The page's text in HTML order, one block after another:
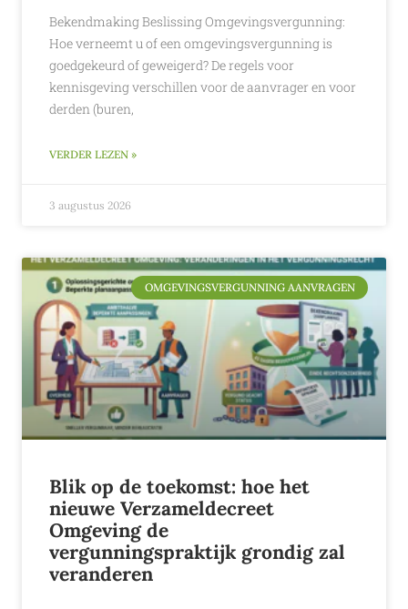
Bekendmaking Beslissing Omgevingsvergunning:
Hoe verneemt u of een omgevingsvergunning is
goedgekeurd of geweigerd? De regels voor
kennisgeving verschillen voor de aanvrager en voor
derden (buren,
VERDER LEZEN »
3 augustus 2026
OMGEVINGSVERGUNNING AANVRAGEN
Blik op de toekomst: hoe het
nieuwe Verzameldecreet
Omgeving de
vergunningspraktijk grondig zal
veranderen